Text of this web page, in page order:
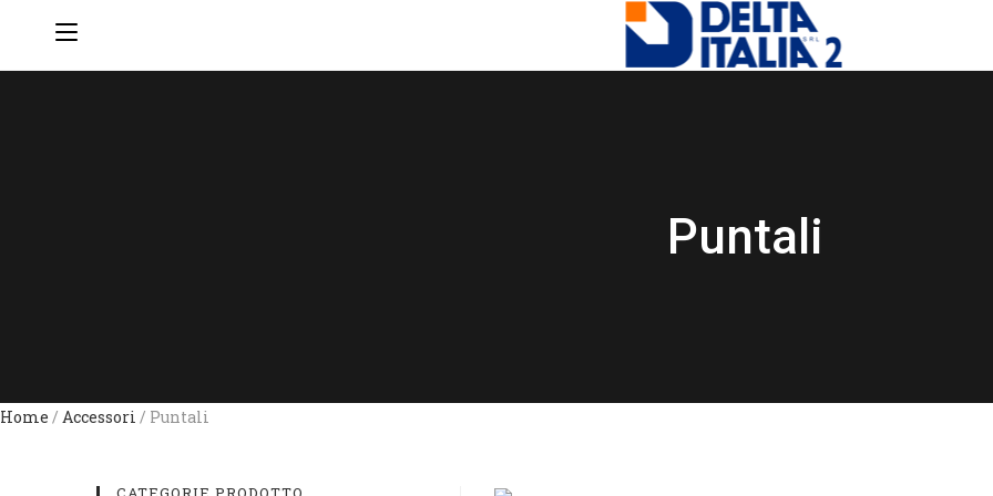
Puntali
Home / Accessori / Puntali